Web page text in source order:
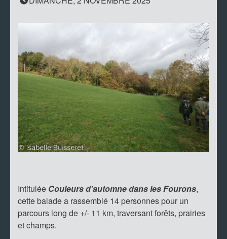
Intitulée Couleurs d'automne dans les Fourons,
cette balade a rassemblé 14 personnes pour un
parcours long de +/- 11 km, traversant forêts, prairies
et champs.